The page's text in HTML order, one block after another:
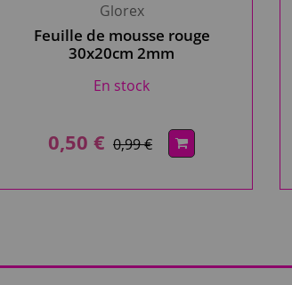
Glorex
Feuille de mousse rouge
30x20cm 2mm
En stock
0,50 € 0,99 €